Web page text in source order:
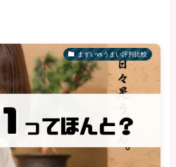
まずいvsうまい評判比較